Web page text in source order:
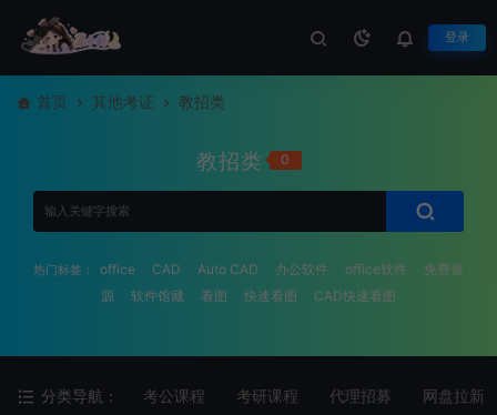
登录
首页 其他考证 教招类
教招类 0
热门标签： office CAD Auto CAD 办公软件 office软件
免费资
源
软件馆藏 看图 快速看图 CAD快速看图
分类导航： 考公课程 考研课程 代理招募 网盘拉新